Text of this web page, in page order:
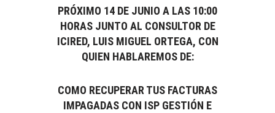
PRÓXIMO 14 DE JUNIO A LAS 10:00
HORAS JUNTO AL CONSULTOR DE
ICIRED, LUIS MIGUEL ORTEGA, CON
QUIEN HABLAREMOS DE:
COMO RECUPERAR TUS FACTURAS
IMPAGADAS CON ISP GESTIÓN E